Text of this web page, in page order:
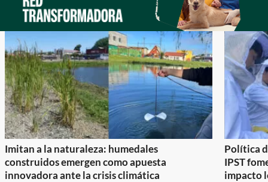
Imitan a la naturaleza: humedales
construidos emergen como apuesta
innovadora ante la crisis climática
Política
IPST
impacto